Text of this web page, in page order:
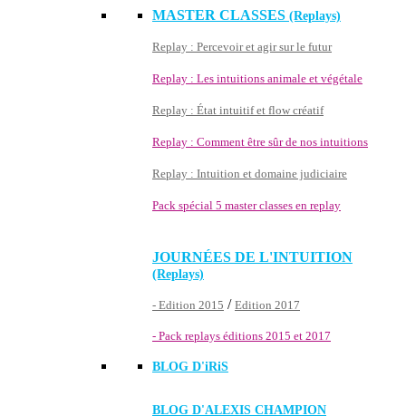
MASTER CLASSES (Replays)
Replay : Percevoir et agir sur le futur
Replay : Les intuitions animale et végétale
Replay : État intuitif et flow créatif
Replay : Comment être sûr de nos intuitions
Replay : Intuition et domaine judiciaire
Pack spécial 5 master classes en replay
JOURNÉES DE L'INTUITION
(Replays)
- Edition 2015 / Edition 2017
- Pack replays éditions 2015 et 2017
BLOG D'iRiS
BLOG D'ALEXIS CHAMPION